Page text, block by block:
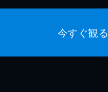
今すぐ観る